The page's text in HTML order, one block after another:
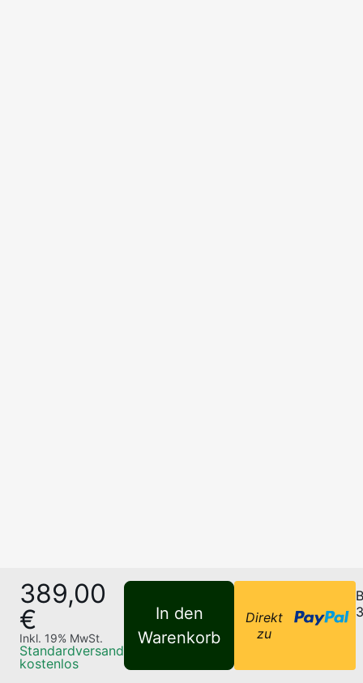
389,00
€
Inkl. 19% MwSt.
Standardversand
kostenlos
In den
Warenkorb
Direkt
zu